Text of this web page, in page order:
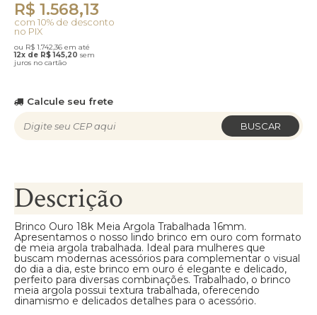
R$ 1.568,13
com 10% de desconto
no PIX
ou R$ 1.742,36 em até
12x de R$ 145,20 sem
juros no cartão
Calcule seu frete
BUSCAR
Descrição
Brinco Ouro 18k Meia Argola Trabalhada 16mm.
Apresentamos o nosso lindo brinco em ouro com formato
de meia argola trabalhada. Ideal para mulheres que
buscam modernas acessórios para complementar o visual
do dia a dia, este brinco em ouro é elegante e delicado,
perfeito para diversas combinações. Trabalhado, o brinco
meia argola possui textura trabalhada, oferecendo
dinamismo e delicados detalhes para o acessório.